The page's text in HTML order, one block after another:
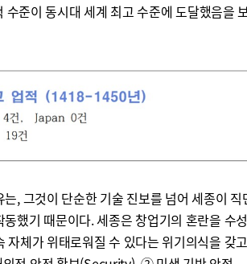
수준이 동시대 세계 최고 수준에 도달했음을
, 그것이 단순한 기술 진보를 넘어 세종이 직
했기 때문이다. 세종은 창업기의 혼란을 수
체가 위태로워질 수 있다는 위기의식을 갖